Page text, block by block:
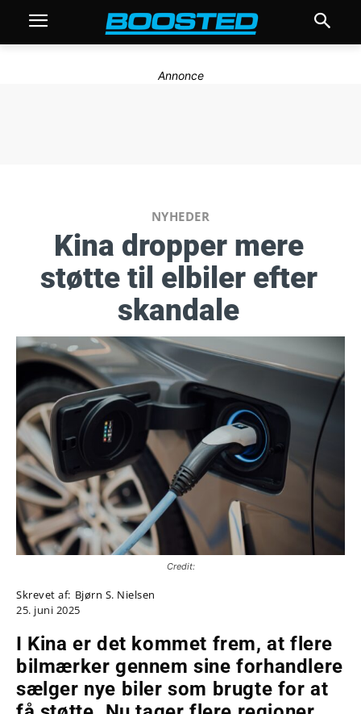
Annonce
NYHEDER
Kina dropper mere
støtte til elbiler efter
skandale
Credit:
Skrevet af: Bjørn S. Nielsen
25. juni 2025
I Kina er det kommet frem, at flere
bilmærker gennem sine forhandlere
sælger nye biler som brugte for at